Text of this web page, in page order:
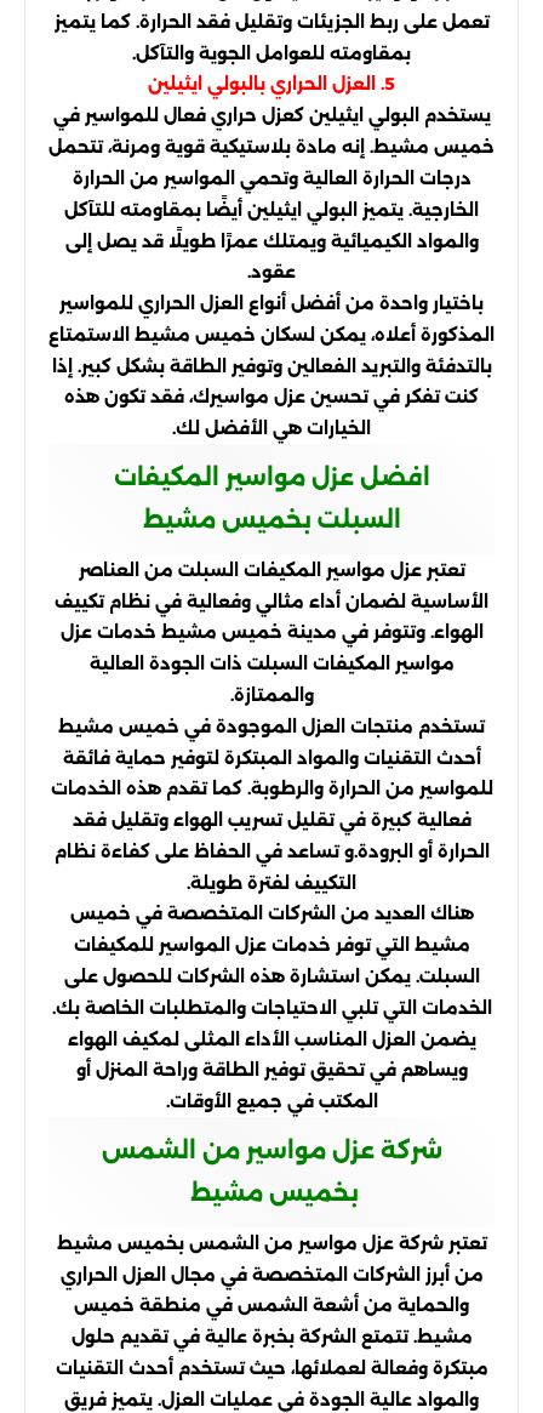
تعمل على ربط الجزيئات وتقليل فقد الحرارة. كما يتميز
بمقاومته للعوامل الجوية والتآكل.
5. العزل الحراري بالبولي ايثيلين
يستخدم البولي ايثيلين كعزل حراري فعال للمواسير في
خميس مشيط. إنه مادة بلاستيكية قوية ومرنة، تتحمل
درجات الحرارة العالية وتحمي المواسير من الحرارة
الخارجية. يتميز البولي ايثيلين أيضًا بمقاومته للتآكل
والمواد الكيميائية ويمتلك عمرًا طويلًا قد يصل إلى
عقود.
باختيار واحدة من أفضل أنواع العزل الحراري للمواسير
المذكورة أعلاه، يمكن لسكان خميس مشيط الاستمتاع
بالتدفئة والتبريد الفعالين وتوفير الطاقة بشكل كبير. إذا
كنت تفكر في تحسين عزل مواسيرك، فقد تكون هذه
الخيارات هي الأفضل لك.
افضل عزل مواسير المكيفات
السبلت بخميس مشيط
تعتبر عزل مواسير المكيفات السبلت من العناصر
الأساسية لضمان أداء مثالي وفعالية في نظام تكييف
الهواء. وتتوفر في مدينة خميس مشيط خدمات عزل
مواسير المكيفات السبلت ذات الجودة العالية
والممتازة.
تستخدم منتجات العزل الموجودة في خميس مشيط
أحدث التقنيات والمواد المبتكرة لتوفير حماية فائقة
للمواسير من الحرارة والرطوبة. كما تقدم هذه الخدمات
فعالية كبيرة في تقليل تسريب الهواء وتقليل فقد
الحرارة أو البرودة.و تساعد في الحفاظ على كفاءة نظام
التكييف لفترة طويلة.
هناك العديد من الشركات المتخصصة في خميس
مشيط التي توفر خدمات عزل المواسير للمكيفات
السبلت. يمكن استشارة هذه الشركات للحصول على
الخدمات التي تلبي الاحتياجات والمتطلبات الخاصة بك.
يضمن العزل المناسب الأداء المثلى لمكيف الهواء
ويساهم في تحقيق توفير الطاقة وراحة المنزل أو
المكتب في جميع الأوقات.
شركة عزل مواسير من الشمس
بخميس مشيط
تعتبر شركة عزل مواسير من الشمس بخميس مشيط
من أبرز الشركات المتخصصة في مجال العزل الحراري
والحماية من أشعة الشمس في منطقة خميس
مشيط. تتمتع الشركة بخبرة عالية في تقديم حلول
مبتكرة وفعالة لعملائها، حيث تستخدم أحدث التقنيات
والمواد عالية الجودة في عمليات العزل. يتميز فريق